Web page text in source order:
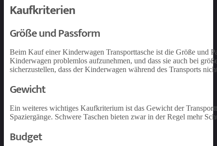
Kaufkriterien
Größe und Passform
Beim Kauf einer Kinderwagen Transporttasche ist die Größe und
Kinderwagen problemlos aufzunehmen, und dass sie auch bei
sicherzustellen, dass der Kinderwagen während des Transports
Gewicht
Ein weiteres wichtiges Kaufkriterium ist das Gewicht der
Spaziergänge. Schwere Taschen bieten zwar in der Regel mehr
Budget